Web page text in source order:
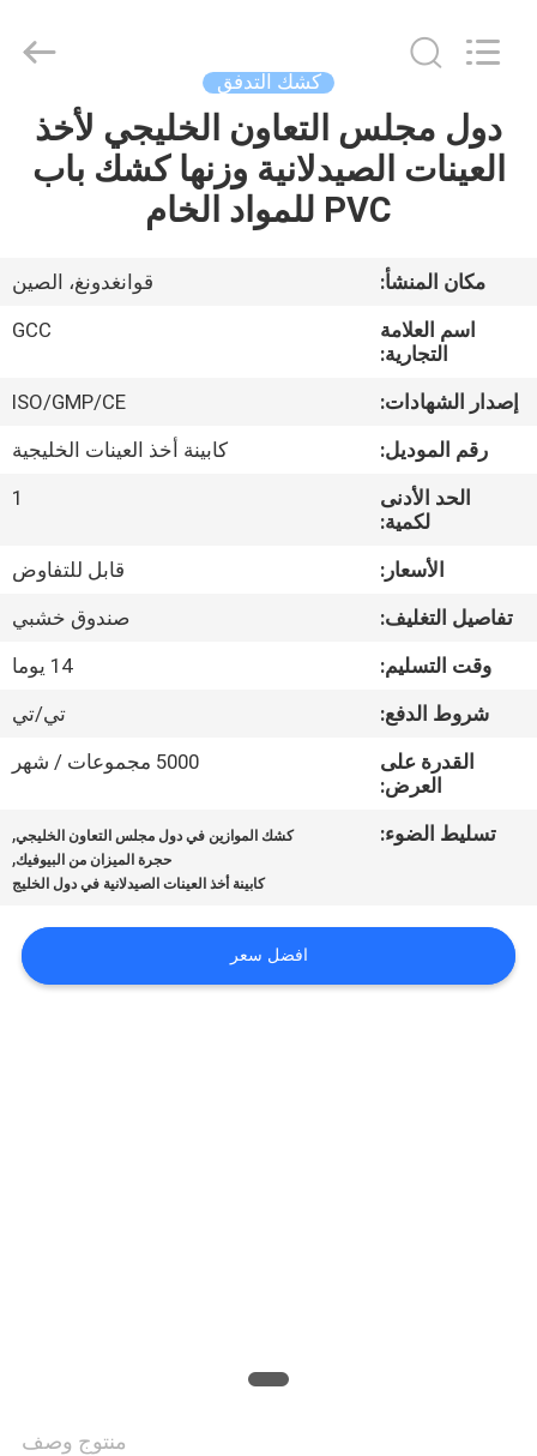
المنزل
مقاطع
فيديو
حولنا
جولة
المصنع
مراقبة
الجودة
اتصل
الحالات
كشك التدفق
دول مجلس التعاون الخليجي لأخذ
العينات الصيدلانية وزنها كشك باب
PVC للمواد الخام
مكان المنشأ:
قوانغدونغ، الصين
اسم العلامة
التجارية:
GCC
إصدار الشهادات:
ISO/GMP/CE
رقم الموديل:
كابينة أخذ العينات الخليجية
الحد الأدنى
لكمية:
1
الأسعار:
قابل للتفاوض
تفاصيل التغليف:
صندوق خشبي
وقت التسليم:
14 يوما
شروط الدفع:
تي/تي
القدرة على
العرض:
5000 مجموعات / شهر
تسليط الضوء: كشك الموازين في دول مجلس التعاون الخليجي,
حجرة الميزان من البيوفيك,
كابينة أخذ العينات الصيدلانية في دول الخليج
افضل سعر
منتوج وصف